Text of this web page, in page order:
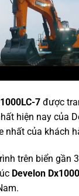
7 được
hiện nay của
nhất của khách
trên biển gần
Develon